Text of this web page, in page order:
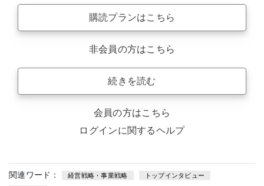
購読プランはこちら
非会員の方はこちら
続きを読む
会員の方はこちら
ログインに関するヘルプ
関連ワード： 経営戦略・事業戦略 トップインタビュー